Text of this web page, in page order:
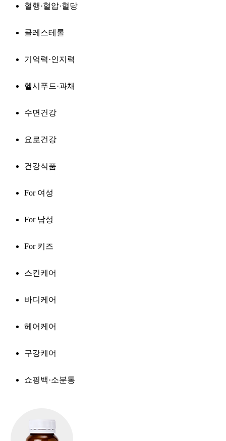
혈행·혈압·혈당
콜레스테롤
기억력·인지력
헬시푸드·과채
수면건강
요로건강
건강식품
For 여성
For 남성
For 키즈
스킨케어
바디케어
헤어케어
구강케어
쇼핑백·소분통